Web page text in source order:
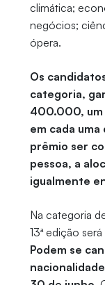
climática;
negócios;
ópera.
Os
categoria,
400.000, um
em cada
prêmio ser
pessoa, a
igualmente
Na categoria
13ª edição
Podem se